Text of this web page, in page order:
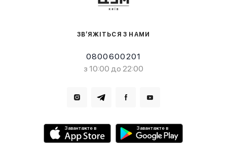
ЗВ’ЯЖІТЬСЯ З НАМИ
0800600201
з 10:00 до 22:00
Завантажте в Завантажте в